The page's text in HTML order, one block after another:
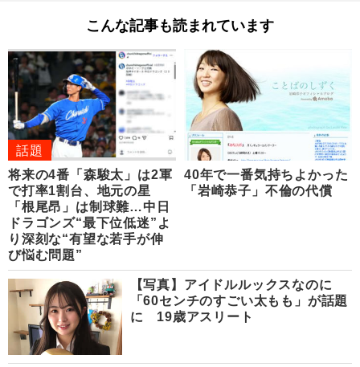
こんな記事も読まれています
話題
将来の4番「森駿太」は2軍
で打率1割台、地元の星
「根尾昂」は制球難…中日
ドラゴンズ“最下位低迷”よ
り深刻な“有望な若手が伸
び悩む問題”
40年で一番気持ちよかった
「岩崎恭子」不倫の代償
【写真】アイドルルックスなのに
「60センチのすごい太もも」が話題
に 19歳アスリート